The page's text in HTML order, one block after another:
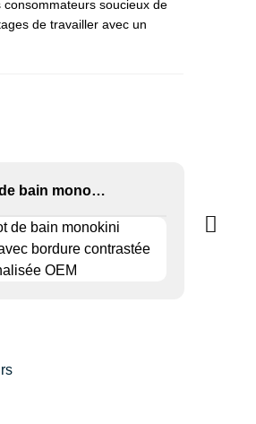
soucieux de
de travailler avec un
Maillot de bain monokini texturé avec bordure contrastée personnalisée OEM